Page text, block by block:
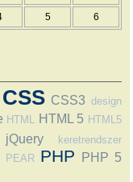
5 6
CSS CSS3 design
HTML HTML 5 HTML5
jQuery keretrendszer
PEAR PHP PHP 5